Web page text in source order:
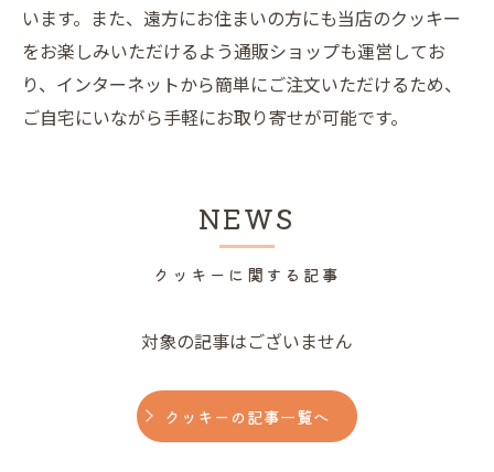
います。また、遠方にお住まいの方にも当店のクッキー
をお楽しみいただけるよう通販ショップも運営してお
り、インターネットから簡単にご注文いただけるため、
ご自宅にいながら手軽にお取り寄せが可能です。
NEWS
クッキーに関する記事
対象の記事はございません
クッキーの記事一覧へ